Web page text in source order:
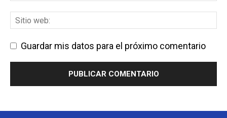
Guardar mis datos para el próximo comentario